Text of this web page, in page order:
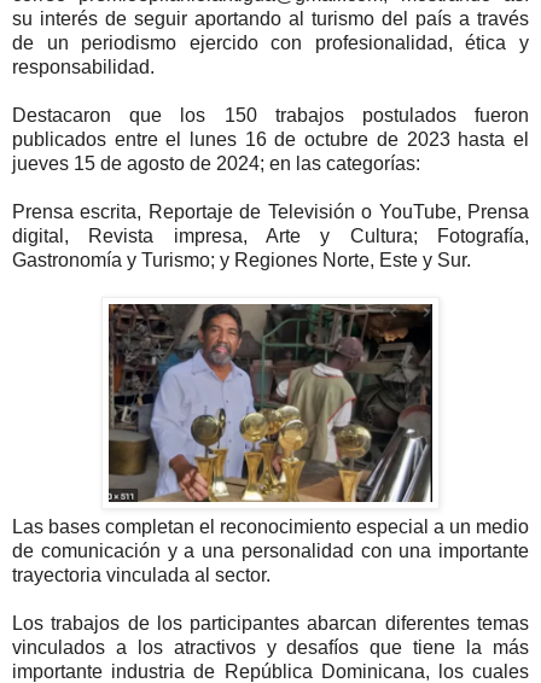
su interés de seguir aportando al turismo del país a través
de un periodismo ejercido con profesionalidad, ética y
responsabilidad.
Destacaron que los 150 trabajos postulados fueron
publicados entre el lunes 16 de octubre de 2023 hasta el
jueves 15 de agosto de 2024; en las categorías:
Prensa escrita, Reportaje de Televisión o YouTube, Prensa
digital, Revista impresa, Arte y Cultura; Fotografía,
Gastronomía y Turismo; y Regiones Norte, Este y Sur.
Las bases completan el reconocimiento especial a un medio
de comunicación y a una personalidad con una importante
trayectoria vinculada al sector.
Los trabajos de los participantes abarcan diferentes temas
vinculados a los atractivos y desafíos que tiene la más
importante industria de República Dominicana, los cuales